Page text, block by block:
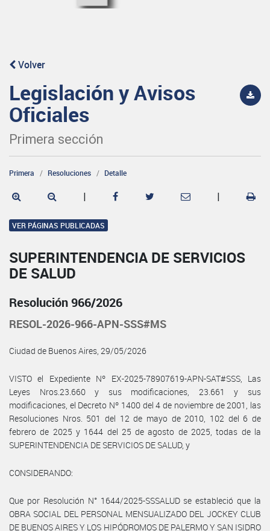
Volver
Legislación y Avisos
Oficiales
Primera sección
Primera Resoluciones Detalle
| |
VER PÁGINAS PUBLICADAS
SUPERINTENDENCIA DE SERVICIOS
DE SALUD
Resolución 966/2026
RESOL-2026-966-APN-SSS#MS
Ciudad de Buenos Aires, 29/05/2026
VISTO el Expediente Nº EX-2025-78907619-APN-SAT#SSS, Las
Leyes Nros.23.660 y sus modificaciones, 23.661 y sus
modificaciones, el Decreto Nº 1400 del 4 de noviembre de 2001, las
Resoluciones Nros. 501 del 12 de mayo de 2010, 102 del 6 de
febrero de 2025 y 1644 del 25 de agosto de 2025, todas de la
SUPERINTENDENCIA DE SERVICIOS DE SALUD, y
CONSIDERANDO:
Que por Resolución N° 1644/2025-SSSALUD se estableció que la
OBRA SOCIAL DEL PERSONAL MENSUALIZADO DEL JOCKEY CLUB
DE BUENOS AIRES Y LOS HIPÓDROMOS DE PALERMO Y SAN ISIDRO